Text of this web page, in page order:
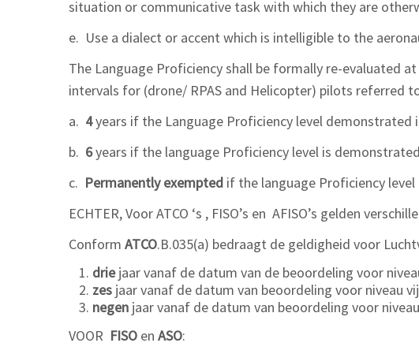
situation or communicative task with which they are
e. Use a dialect or accent which is intelligible to the
The Language Proficiency shall be formally re-evaluated at
intervals for (drone/ RPAS and Helicopter) pilots referred
a. 4years if the Language Proficiency level demonstrated
b. 6years if the language Proficiency level is
c. Permanently exempted if the language Proficiency
ECHTER, Voor ATCO ‘s , FISO’s en AFISO’s gelden
Conform ATCO.B.035(a) bedraagt de geldigheid voor
driejaar vanaf de datum van de beoordeling voor
zes jaar vanaf de datum van beoordeling voor niveau
negen jaar vanaf de datum van beoordeling voor
VOOR FISO en ASO: